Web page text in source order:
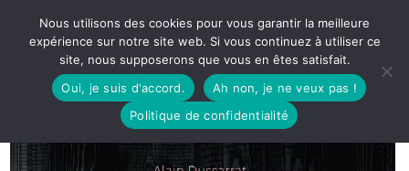
Nous utilisons des cookies pour vous garantir la meilleure
expérience sur notre site web. Si vous continuez à utiliser ce
site, nous supposerons que vous en êtes satisfait.
Oui, je suis d'accord.
Ah non, je ne veux pas !
Politique de confidentialité